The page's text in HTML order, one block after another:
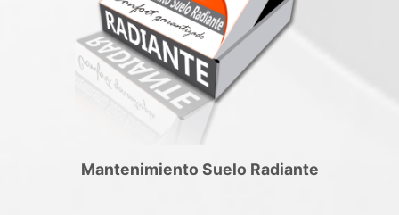
Mantenimiento Suelo Radiante